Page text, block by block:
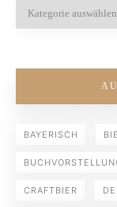
BAYERISCH
CRAFTBIER